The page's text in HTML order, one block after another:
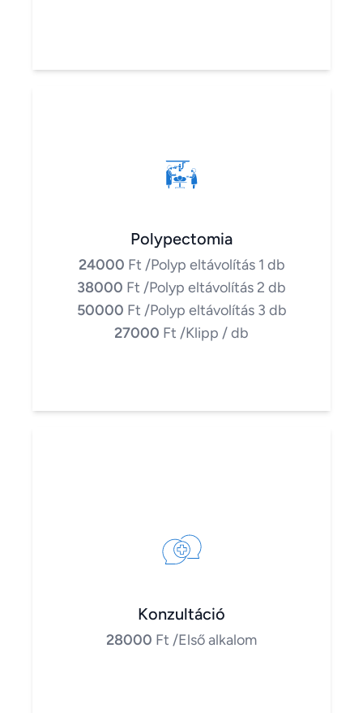
Polypectomia
24000 Ft /Polyp eltávolítás 1 db
38000 Ft /Polyp eltávolítás 2 db
50000 Ft /Polyp eltávolítás 3 db
27000 Ft /Klipp / db
Konzultáció
28000 Ft /Első alkalom